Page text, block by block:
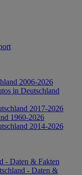
2006-2026
in Deutschland
2017-2026
1960-2026
2014-2026
- Daten & Fakten
- Daten &